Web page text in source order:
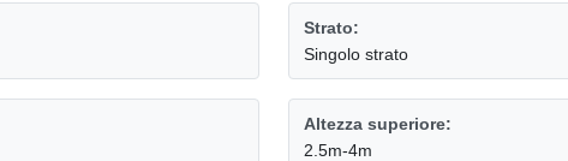
Strato:
Singolo strato
Altezza superiore:
2.5m-4m